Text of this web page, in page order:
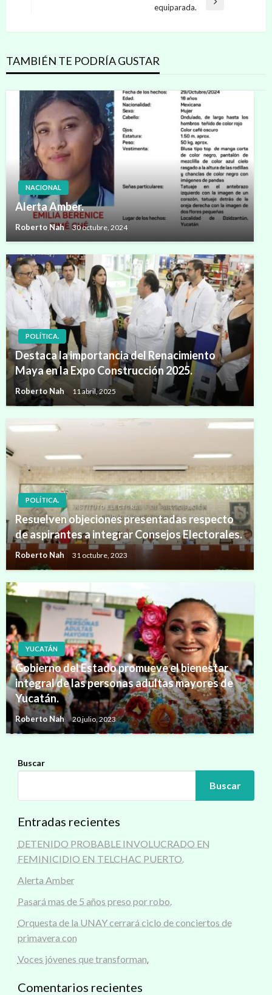
equiparada.
TAMBIÉN TE PODRÍA GUSTAR
NACIONAL
Alerta Amber.
Roberto Nah 30 octubre, 2024
POLÍTICA.
Destaca la importancia del Renacimiento
Maya en la Expo Construcción 2025.
Roberto Nah 11 abril, 2025
POLÍTICA.
Resuelven objeciones presentadas respecto
de aspirantes a integrar Consejos Electorales.
Roberto Nah 31 octubre, 2023
YUCATÁN
Gobierno del Estado promueve el bienestar
integral de las personas adultas mayores de
Yucatán.
Roberto Nah 20 julio, 2023
Buscar
Buscar
Entradas recientes
DETENIDO PROBABLE INVOLUCRADO EN
FEMINICIDIO EN TELCHAC PUERTO.
Alerta Amber
Pasará mas de 5 años preso por robo.
Orquesta de la UNAY cerrará ciclo de conciertos de
primavera con
Voces jóvenes que transforman.
Comentarios recientes